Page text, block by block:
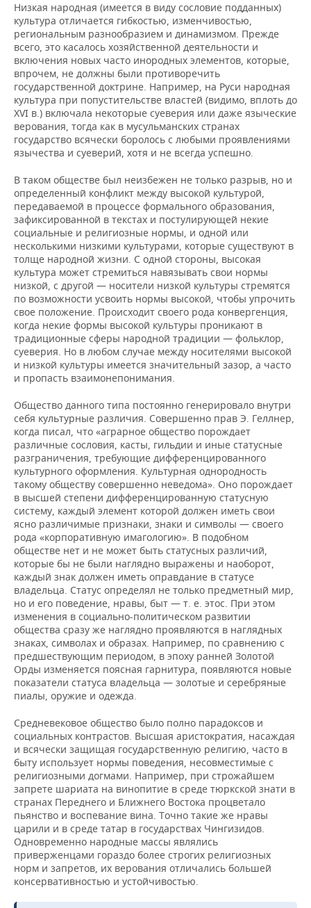
Низкая народная (имеется в виду сословие подданных)
культура отличается гибкостью, изменчивостью,
региональным разнообразием и динамизмом. Прежде
всего, это касалось хозяйственной деятельности и
включения новых часто инородных элементов, которые,
впрочем, не должны были противоречить
государственной доктрине. Например, на Руси народная
культура при попустительстве властей (видимо, вплоть до
XVI в.) включала некоторые суеверия или даже языческие
верования, тогда как в мусульманских странах
государство всячески боролось с любыми проявлениями
язычества и суеверий, хотя и не всегда успешно.
В таком обществе был неизбежен не только разрыв, но и
определенный конфликт между высокой культурой,
передаваемой в процессе формального образования,
зафиксированной в текстах и постулирующей некие
социальные и религиозные нормы, и одной или
несколькими низкими культурами, которые существуют в
толще народной жизни. С одной стороны, высокая
культура может стремиться навязывать свои нормы
низкой, с другой — носители низкой культуры стремятся
по возможности усвоить нормы высокой, чтобы упрочить
свое положение. Происходит своего рода конвергенция,
когда некие формы высокой культуры проникают в
традиционные сферы народной традиции — фольклор,
суеверия. Но в любом случае между носителями высокой
и низкой культуры имеется значительный зазор, а часто
и пропасть взаимонепонимания.
Общество данного типа постоянно генерировало внутри
себя культурные различия. Совершенно прав Э. Геллнер,
когда писал, что «аграрное общество порождает
различные сословия, касты, гильдии и иные статусные
разграничения, требующие дифференцированного
культурного оформления. Культурная однородность
такому обществу совершенно неведома». Оно порождает
в высшей степени дифференцированную статусную
систему, каждый элемент которой должен иметь свои
ясно различимые признаки, знаки и символы — своего
рода «корпоративную имагологию». В подобном
обществе нет и не может быть статусных различий,
которые бы не были наглядно выражены и наоборот,
каждый знак должен иметь оправдание в статусе
владельца. Статус определял не только предметный мир,
но и его поведение, нравы, быт — т. е. этос. При этом
изменения в социально-политическом развитии
общества сразу же наглядно проявляются в наглядных
знаках, символах и образах. Например, по сравнению с
предшествующим периодом, в эпоху ранней Золотой
Орды изменяется поясная гарнитура, появляются новые
показатели статуса владельца — золотые и серебряные
пиалы, оружие и одежда.
Средневековое общество было полно парадоксов и
социальных контрастов. Высшая аристократия, насаждая
и всячески защищая государственную религию, часто в
быту использует нормы поведения, несовместимые с
религиозными догмами. Например, при строжайшем
запрете шариата на винопитие в среде тюркской знати в
странах Переднего и Ближнего Востока процветало
пьянство и воспевание вина. Точно такие же нравы
царили и в среде татар в государствах Чингизидов.
Одновременно народные массы являлись
приверженцами гораздо более строгих религиозных
норм и запретов, их верования отличались большей
консервативностью и устойчивостью.